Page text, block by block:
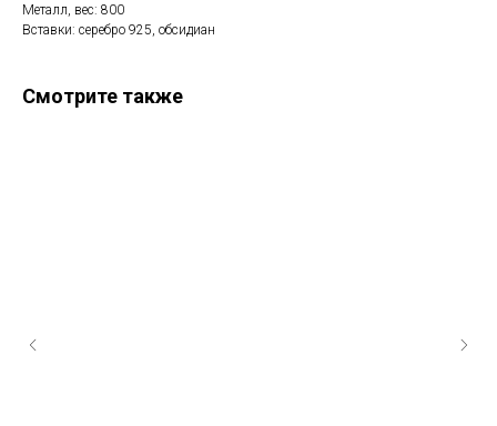
Металл, вес: 800
Вставки: серебро 925, обсидиан
Смотрите также